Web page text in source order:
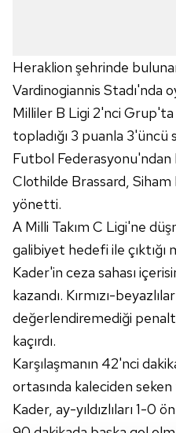
Heraklion şehrinde
Vardinogiannis Stadı'nda
Milliler B Ligi 2'nci Grup'ta
topladığı 3 puanla 3'üncü
Futbol
Clothilde Brassard,
yönetti.
A Milli Takım C Ligi'ne
galibiyet hedefi ile çıktığı
Kader'in ceza sahası
kazandı. Kırmızı-
değerlendiremediği
kaçırdı.
Karşılaşmanın 42'nci
ortasında kaleciden
Kader, ay-yıldızlıları 1-0